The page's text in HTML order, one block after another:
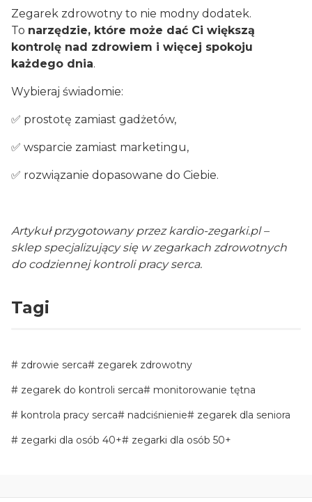
Zegarek zdrowotny to nie modny dodatek.
To narzędzie, które może dać Ci większą
kontrolę nad zdrowiem i więcej spokoju
każdego dnia.
Wybieraj świadomie:
✅ prostotę zamiast gadżetów,
✅ wsparcie zamiast marketingu,
✅ rozwiązanie dopasowane do Ciebie.
Artykuł przygotowany przez kardio-zegarki.pl –
sklep specjalizujący się w zegarkach zdrowotnych
do codziennej kontroli pracy serca.
Tagi
zdrowie serca
zegarek zdrowotny
zegarek do kontroli serca
monitorowanie tętna
kontrola pracy serca
nadciśnienie
zegarek dla seniora
zegarki dla osób 40+
zegarki dla osób 50+